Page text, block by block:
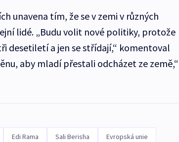
unavena tím, že se v zemi v různých
lidé. „Budu volit nové politiky, protože
desetiletí a jen se střídají,“ komentoval
aby mladí přestali odcházet ze země,“
Edi Rama Sali Berisha Evropská unie